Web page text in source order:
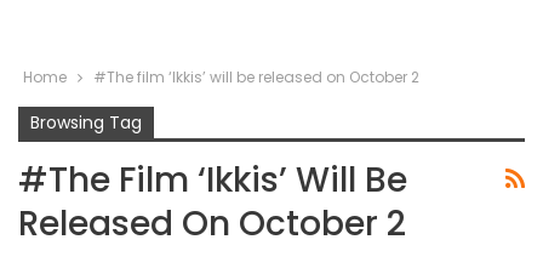
Home #The film ‘Ikkis’ will be released on October 2
Browsing Tag
#The Film ‘Ikkis’ Will Be
Released On October 2